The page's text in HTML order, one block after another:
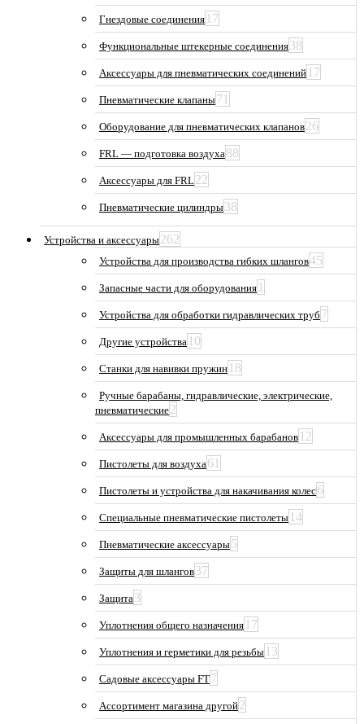
Гнездовые соединения 17
Функциональные штекерные соединения38
Аксессуары для пневматических соединений 17
Пневматические клапаны71
Оборудование для пневматических клапанов26
FRL — подготовка воздуха88
Аксессуары для FRL22
Пневматические цилиндры38
Устройства и аксессуары262
Устройства для производства гибких шлангов45
Запасные части для оборудования 1
Устройства для обработки гидравлических труб 7
Другие устройства 10
Станки для навивки пружин 18
Ручные барабаны, гидравлические, электрические,
пневматические2
Аксессуары для промышленных барабанов 12
Пистолеты для воздуха61
Пистолеты и устройства для накачивания колес6
Специальные пневматические пистолеты 14
Пневматические аксессуары5
Защиты для шлангов37
Защита3
Уплотнения общего назначения 17
Уплотнения и герметики для резьбы 13
Садовые аксессуары FT7
Ассортимент магазина другой2